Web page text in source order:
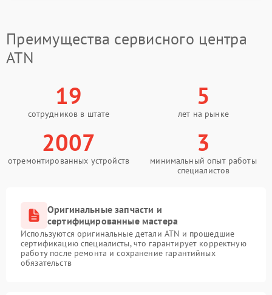
Преимущества сервисного центра
ATN
19
сотрудников в штате
5
лет на рынке
2007
отремонтированных устройств
3
минимальный опыт работы
специалистов
Оригинальные запчасти и
сертифицированные мастера
Используются оригинальные детали ATN и прошедшие
сертификацию специалисты, что гарантирует корректную
работу после ремонта и сохранение гарантийных
обязательств